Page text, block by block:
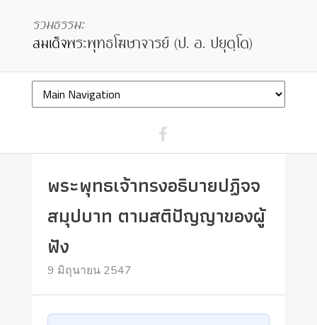
พระพุทธเจ้าทรงอธิบายปฏิจจ
สมุปบาท ตามสติปัญญาของผู้
ฟัง
9 มิถุนายน 2547